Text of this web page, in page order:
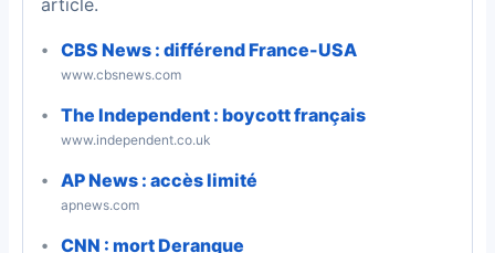
CBS News : différend France-USA
www.cbsnews.com
The Independent : boycott français
www.independent.co.uk
AP News : accès limité
apnews.com
CNN : mort Deranque